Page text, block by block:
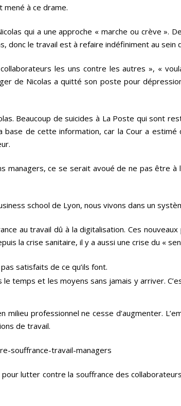
mené à ce drame.
qui a une approche « marche ou crève ».
donc le travail est à refaire indéfiniment au sein
les uns contre les autres », «
de Nicolas a quitté son poste pour
Beaucoup de suicides à La Poste qui sont
de cette information, car la Cour a
managers, ce se serait avoué de ne pas être
school de Lyon, nous vivons dans un
au travail dû à la digitalisation. Ces
la crise sanitaire, il y a aussi une crise du «
satisfaits de ce qu’ils font.
temps et les moyens sans jamais y arriver.
milieu professionnel ne cesse d’augmenter.
de travail.
souffrance-travail-managers
lutter contre la souffrance des